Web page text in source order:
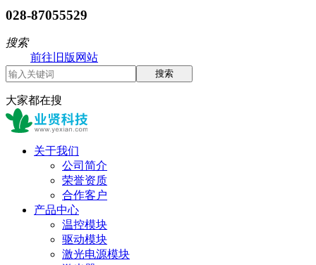
028-87055529
搜索
前往旧版网站
搜索
大家都在搜
关于我们
公司简介
荣誉资质
合作客户
产品中心
温控模块
驱动模块
激光电源模块